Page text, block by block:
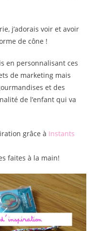
j’adorais voir et avoir
de cône !
en personnalisant ces
de marketing mais
et des
de l’enfant qui va
grâce à Instants
faites à la main!